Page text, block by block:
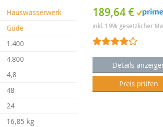
189,64 €
inkl. 19% gesetzlicher
Details
Preis prüfen
Hauswasserwerk
Güde
1.400
4.800
4,8
48
24
16,85 kg